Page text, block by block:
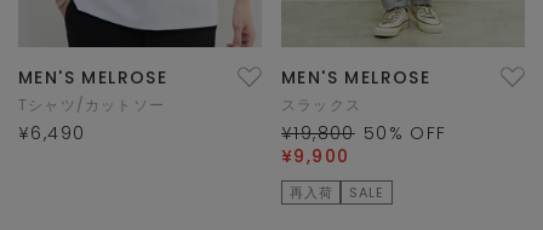
MEN'S MELROSE
Tシャツ/カットソー
¥6,490
MEN'S MELROSE
スラックス
¥19,800 50 % OFF
¥9,900
再入荷 SALE